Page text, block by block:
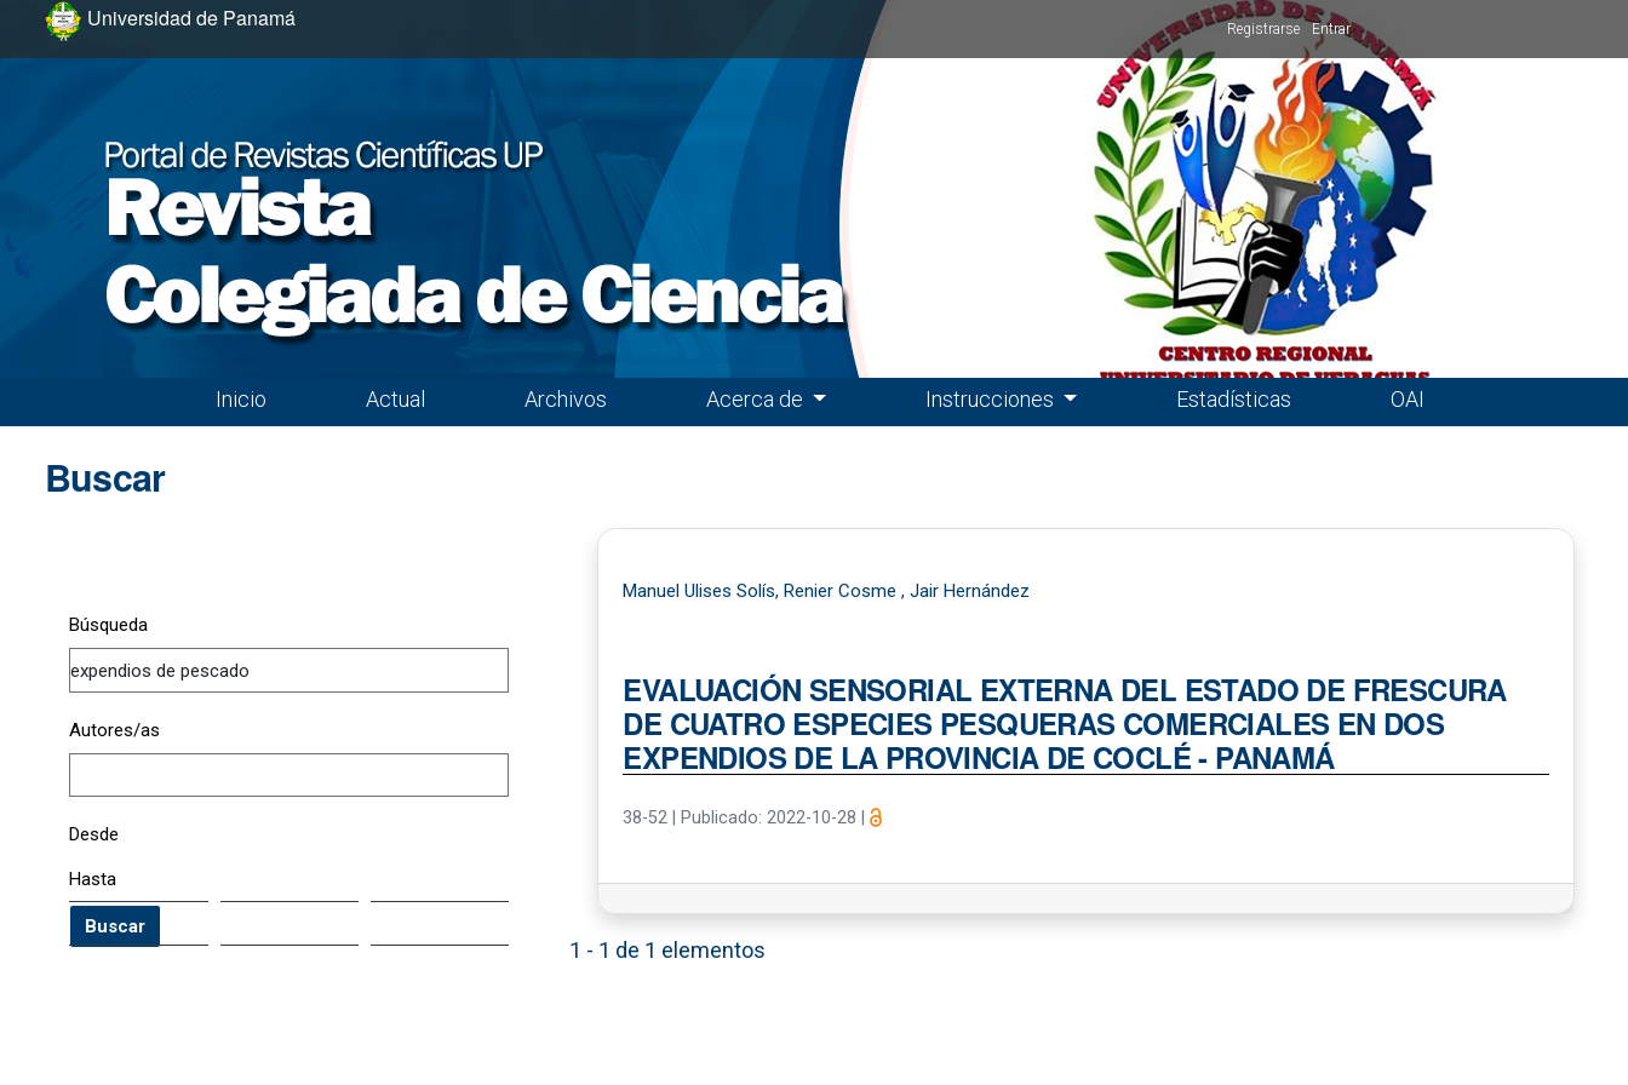
Ir al menú de navegación principal
Ir al contenido principal
Ir al pie de página del sitio
Universidad de Panamá Registrarse Entrar
Menú principal
Inicio Actual Archivos Acerca de Instrucciones Estadísticas OAI
Buscar
Búsqueda
Autores/as
Desde
Hasta
Buscar
Manuel Ulises Solís, Renier Cosme , Jair Hernández
EVALUACIÓN SENSORIAL EXTERNA DEL ESTADO DE FRESCURA
DE CUATRO ESPECIES PESQUERAS COMERCIALES EN DOS
EXPENDIOS DE LA PROVINCIA DE COCLÉ - PANAMÁ
38-52 Publicado: 2022-10-28 |
1 - 1 de 1 elementos